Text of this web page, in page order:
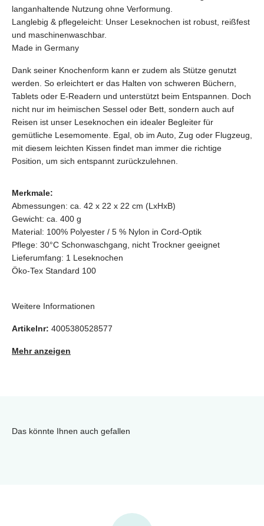
langanhaltende Nutzung ohne Verformung.
Langlebig & pflegeleicht: Unser Leseknochen ist robust, reißfest
und maschinenwaschbar.
Made in Germany
Dank seiner Knochenform kann er zudem als Stütze genutzt
werden. So erleichtert er das Halten von schweren Büchern,
Tablets oder E-Readern und unterstützt beim Entspannen. Doch
nicht nur im heimischen Sessel oder Bett, sondern auch auf
Reisen ist unser Leseknochen ein idealer Begleiter für
gemütliche Lesemomente. Egal, ob im Auto, Zug oder Flugzeug,
mit diesem leichten Kissen findet man immer die richtige
Position, um sich entspannt zurückzulehnen.
Merkmale:
Abmessungen: ca. 42 x 22 x 22 cm (LxHxB)
Gewicht: ca. 400 g
Material: 100% Polyester / 5 % Nylon in Cord-Optik
Pflege: 30°C Schonwaschgang, nicht Trockner geeignet
Lieferumfang: 1 Leseknochen
Öko-Tex Standard 100
Weitere Informationen
Artikelnr: 4005380528577
Mehr anzeigen
Das könnte Ihnen auch gefallen